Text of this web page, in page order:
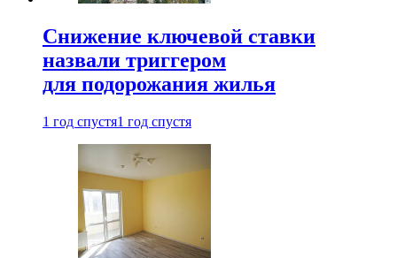
Снижение ключевой ставки
назвали триггером
для подорожания жилья
1 год спустя1 год спустя